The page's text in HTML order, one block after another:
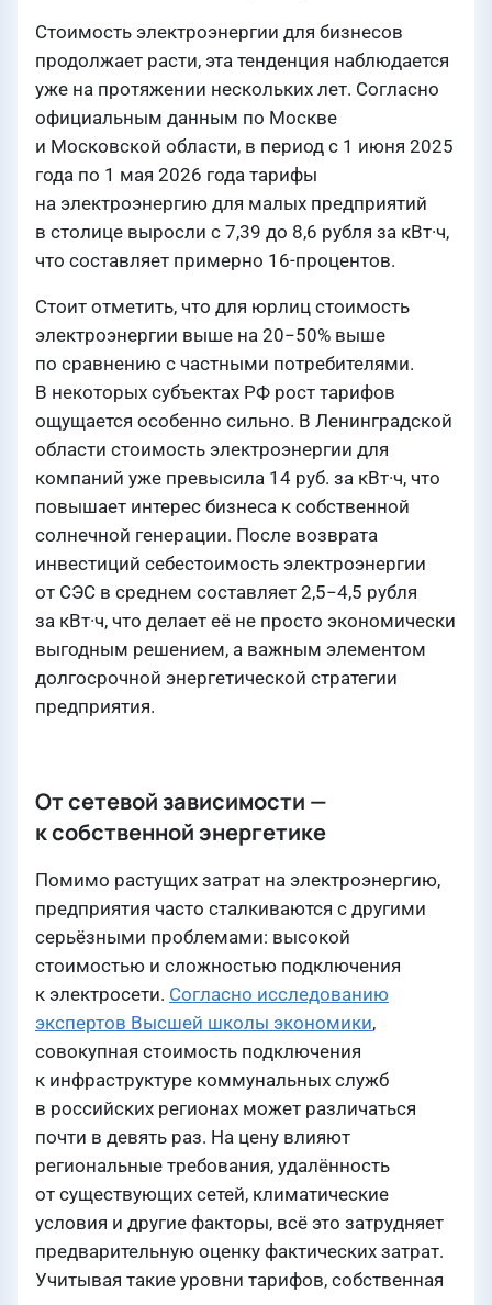
Стоимость электроэнергии для бизнесов
продолжает расти, эта тенденция наблюдается
уже на протяжении нескольких лет. Согласно
официальным данным по Москве
и Московской области, в период с 1 июня 2025
года по 1 мая 2026 года тарифы
на электроэнергию для малых предприятий
в столице выросли с 7,39 до 8,6 рубля за кВт·ч,
что составляет примерно 16-процентов.
Стоит отметить, что для юрлиц стоимость
электроэнергии выше на 20−50% выше
по сравнению с частными потребителями.
В некоторых субъектах РФ рост тарифов
ощущается особенно сильно. В Ленинградской
области стоимость электроэнергии для
компаний уже превысила 14 руб. за кВт·ч, что
повышает интерес бизнеса к собственной
солнечной генерации. После возврата
инвестиций себестоимость электроэнергии
от СЭС в среднем составляет 2,5−4,5 рубля
за кВт·ч, что делает её не просто экономически
выгодным решением, а важным элементом
долгосрочной энергетической стратегии
предприятия.
От сетевой зависимости —
к собственной энергетике
Помимо растущих затрат на электроэнергию,
предприятия часто сталкиваются с другими
серьёзными проблемами: высокой
стоимостью и сложностью подключения
к электросети. Согласно исследованию
экспертов Высшей школы экономики,
совокупная стоимость подключения
к инфраструктуре коммунальных служб
в российских регионах может различаться
почти в девять раз. На цену влияют
региональные требования, удалённость
от существующих сетей, климатические
условия и другие факторы, всё это затрудняет
предварительную оценку фактических затрат.
Учитывая такие уровни тарифов, собственная